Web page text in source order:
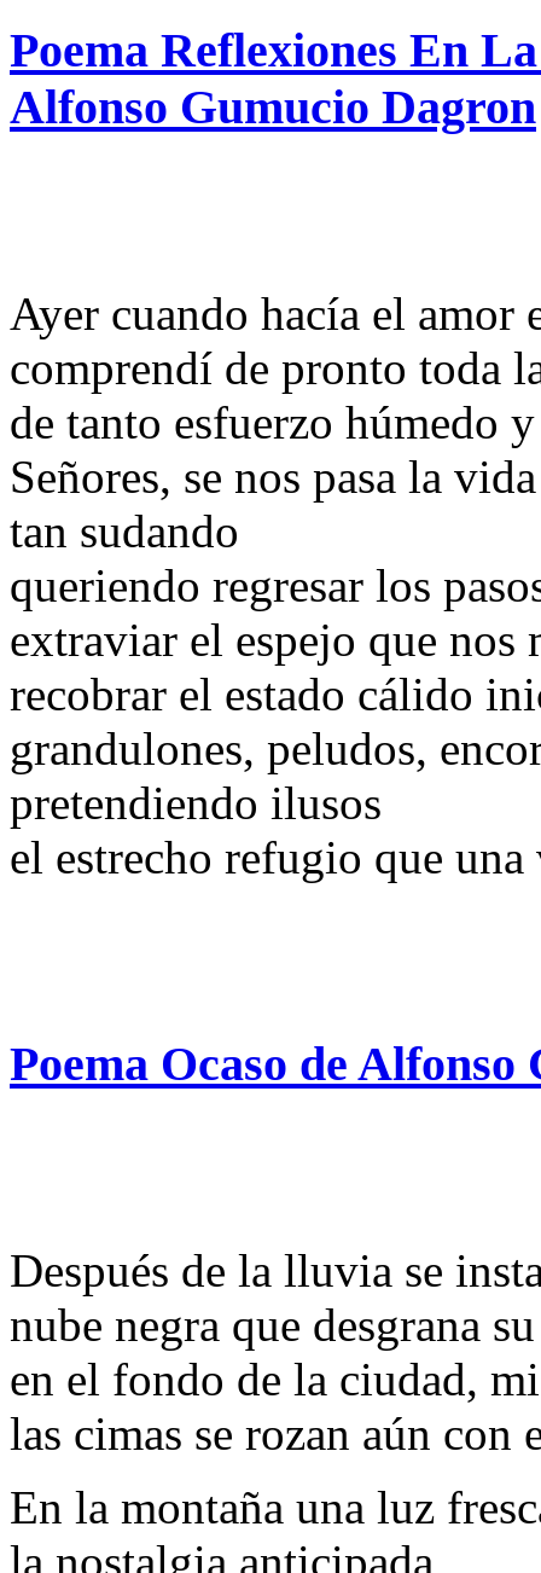
Poema Reflexiones En
Alfonso Gumucio Dagron
Ayer cuando hacía el amor
comprendí de pronto toda
de tanto esfuerzo húmedo
Señores, se nos pasa la vida
tan sudando
queriendo regresar los
extraviar el espejo que nos
recobrar el estado cálido
grandulones, peludos,
pretendiendo ilusos
el estrecho refugio que
Poema Ocaso de
Después de la lluvia se
nube negra que desgrana
en el fondo de la ciudad,
las cimas se rozan aún con
En la montaña una luz
la nostalgia anticipada